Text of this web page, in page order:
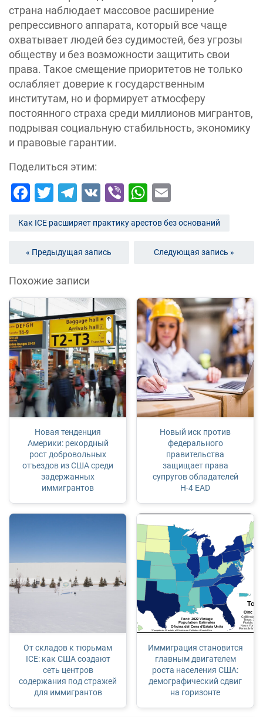
страна наблюдает массовое расширение
репрессивного аппарата, который все чаще
охватывает людей без судимостей, без угрозы
обществу и без возможности защитить свои
права. Такое смещение приоритетов не только
ослабляет доверие к государственным
институтам, но и формирует атмосферу
постоянного страха среди миллионов мигрантов,
подрывая социальную стабильность, экономику
и правовые гарантии.
Поделиться этим:
Facebook
Twitter
Telegram
VK ViberWhatsApp
Как ICE расширяет практику арестов без оснований
« Предыдущая запись Следующая запись »
Похожие записи
Новая тенденция
Америки: рекордный
рост добровольных
отъездов из США среди
задержанных
иммигрантов
Новый иск против
федерального
правительства
защищает права
супругов обладателей
H‑4 EAD
От складов к тюрьмам
ICE: как США создают
сеть центров
содержания под стражей
для иммигрантов
Иммиграция становится
главным двигателем
роста населения США:
демографический сдвиг
на горизонте